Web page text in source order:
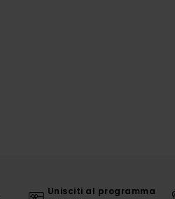
Unisciti al programma